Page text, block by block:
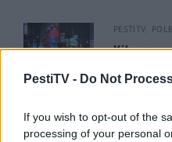
PestiTV - Do Not
If you wish to opt-out of the
processing of your personal
PESTITV
Kik
PESTI